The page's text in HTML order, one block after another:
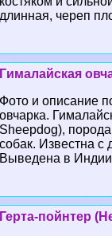
длинная, череп
Гималайская
Фото и описание
овчарка.
Sheepdog),
собак. Известна
Выведена в
Герта-пойнтер